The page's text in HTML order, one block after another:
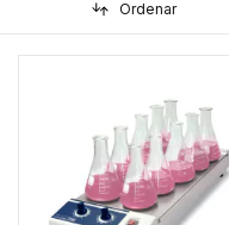
Ordenar